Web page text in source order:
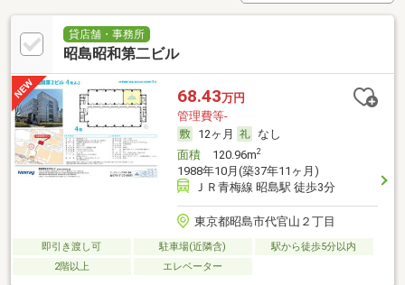
貸店舗・事務所
昭島昭和第二ビル
68.43万円
管理費等-
12ヶ月
なし
面積120.96m2
1988年10月(築37年11ヶ月)
ＪＲ青梅線 昭島駅 徒歩3分
東京都昭島市代官山２丁目
即引き渡し可 駐車場(近隣含)
駅から徒歩5分以内
2階以上
エレベーター